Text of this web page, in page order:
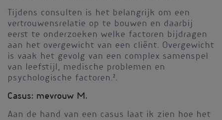
Tijdens consulten is het belangrijk om een
vertrouwensrelatie op te bouwen en daarbij
eerst te onderzoeken welke factoren bijdragen
aan het overgewicht van een cliënt. Overgewicht
is vaak het gevolg van een complex samenspel
van leefstijl, medische problemen en
psychologische factoren.2.
Casus: mevrouw M.
Aan de hand van een casus laat ik zien hoe het